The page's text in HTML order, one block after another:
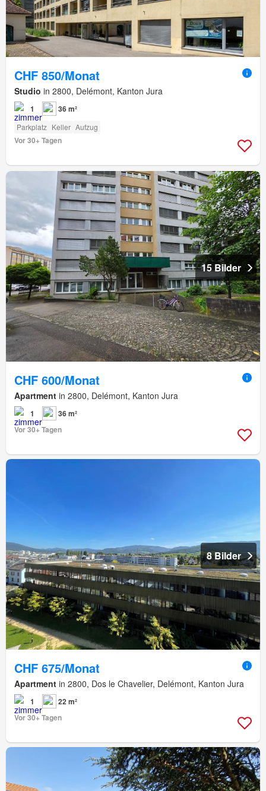
CHF 850/Monat
Studio in 2800, Delémont, Kanton Jura
1 36 m²
Parkplatz Keller Aufzug
Vor 30+ Tagen
15 Bilder
CHF 600/Monat
Apartment in 2800, Delémont, Kanton Jura
1
36 m²
Vor 30+ Tagen
8 Bilder
CHF 675/Monat
Apartment in 2800, Dos le Chavelier, Delémont, Kanton Jura
1
22 m²
Vor 30+ Tagen